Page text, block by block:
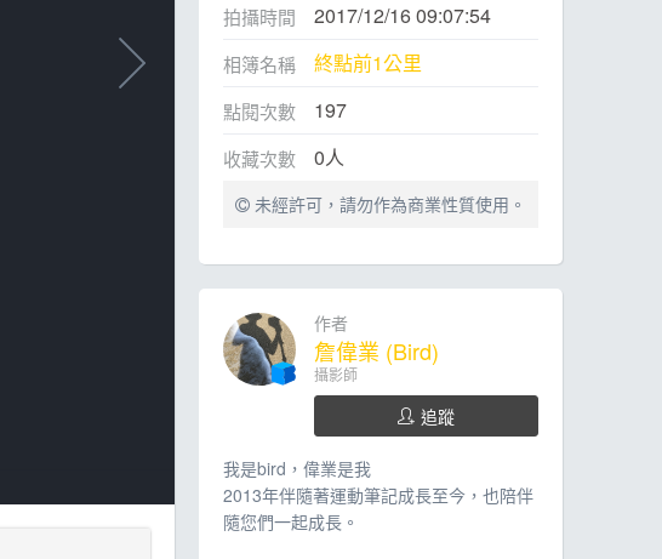
拍攝時間 2017/12/16 09:07:54
相簿名稱 終點前1公里
點閱次數 197
收藏次數 0人
未經許可，請勿作為商業性質使用。
作者
詹偉業 (Bird)
攝影師
追蹤
我是bird，偉業是我
2013年伴隨著運動筆記成長至今，也陪伴
隨您們一起成長。